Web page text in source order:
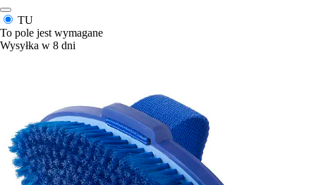
TU
To pole jest wymagane
Wysyłka w 8 dni